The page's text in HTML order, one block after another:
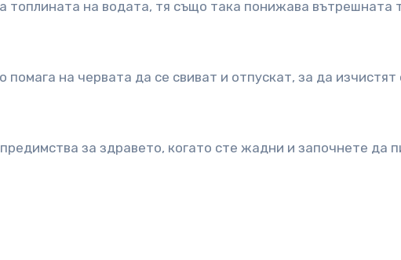
топлината на водата, тя също така понижава вътрешната
помага на червата да се свиват и отпускат, за да
за здравето, когато сте жадни и започнете да